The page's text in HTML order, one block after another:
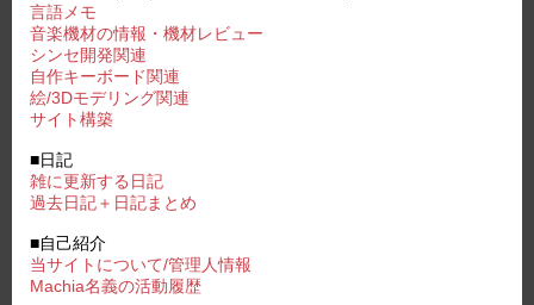
言語メモ
音楽機材の情報・機材レビュー
シンセ開発関連
自作キーボード関連
絵/3Dモデリング関連
サイト構築
■日記
雑に更新する日記
過去日記＋日記まとめ
■自己紹介
当サイトについて/管理人情報
Machia名義の活動履歴